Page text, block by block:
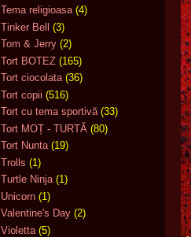
Tema religioasa (4)
Tinker Bell
(3)
Tom & Jerry (2)
Tort BOTEZ (165)
Tort ciocolata (36)
Tort copii (516)
Tort cu tema sportivă (33)
Tort MOȚ - TURTĂ (80)
Tort Nunta (19)
Trolls (1)
Turtle Ninja (1)
Unicorn (1)
Valentine's Day (2)
Violetta (5)